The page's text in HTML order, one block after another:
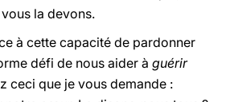
la devons.
à cette capacité de pardonner
défi de nous aider à guérir
ceci que je vous demande :